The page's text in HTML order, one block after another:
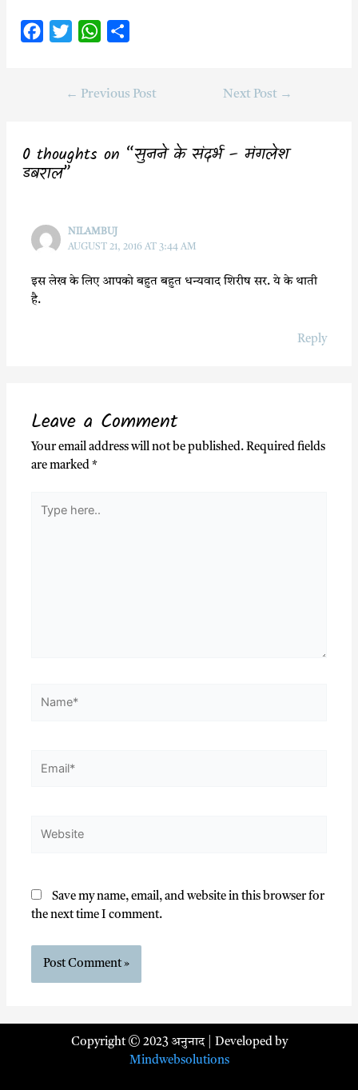
o
t
W
t
r
← Previous Post Next Post →
0 thoughts on “सुनने के संदर्भ – मंगलेश
डबराल”
NILAMBUJ
AUGUST 21, 2016 AT 3:44 AM
इस लेख के लिए आपको बहुत बहुत धन्यवाद शिरीष सर. ये के थाती
है.
Reply
Leave a Comment
Your email address will not be published. Required fields
are marked*
Save my name, email, and website in this browser for
the next time I comment.
Copyright © 2023 अनुनाद | Developed by
Mindwebsolutions